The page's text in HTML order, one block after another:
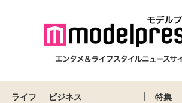
ライフ ビジネス 特集